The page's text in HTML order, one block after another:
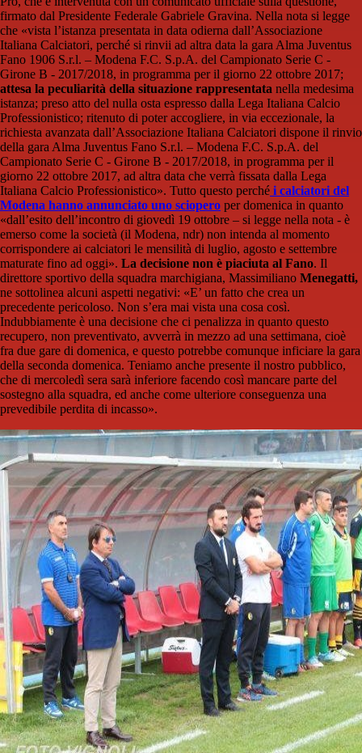
firmato dal Presidente Federale Gabriele Gravina. Nella nota si legge
che «vista l’istanza presentata in data odierna dall’Associazione
Italiana Calciatori, perché si rinvii ad altra data la gara Alma Juventus
Fano 1906 S.r.l. – Modena F.C. S.p.A. del Campionato Serie C -
Girone B - 2017/2018, in programma per il giorno 22 ottobre 2017;
attesa la peculiarità della situazione rappresentata nella medesima
istanza; preso atto del nulla osta espresso dalla Lega Italiana Calcio
Professionistico; ritenuto di poter accogliere, in via eccezionale, la
richiesta avanzata dall’Associazione Italiana Calciatori dispone il rinvio
della gara Alma Juventus Fano S.r.l. – Modena F.C. S.p.A. del
Campionato Serie C - Girone B - 2017/2018, in programma per il
giorno 22 ottobre 2017, ad altra data che verrà fissata dalla Lega
Italiana Calcio Professionistico». Tutto questo perché i calciatori del
Modena hanno annunciato uno sciopero per domenica in quanto
«dall’esito dell’incontro di giovedì 19 ottobre – si legge nella nota - è
emerso come la società (il Modena, ndr) non intenda al momento
corrispondere ai calciatori le mensilità di luglio, agosto e settembre
maturate fino ad oggi». La decisione non è piaciuta al Fano. Il
direttore sportivo della squadra marchigiana, Massimiliano Menegatti,
ne sottolinea alcuni aspetti negativi: «E’ un fatto che crea un
precedente pericoloso. Non s’era mai vista una cosa così.
Indubbiamente è una decisione che ci penalizza in quanto questo
recupero, non preventivato, avverrà in mezzo ad una settimana, cioè
fra due gare di domenica, e questo potrebbe comunque inficiare la gara
della seconda domenica. Teniamo anche presente il nostro pubblico,
che di mercoledì sera sarà inferiore facendo così mancare parte del
sostegno alla squadra, ed anche come ulteriore conseguenza una
prevedibile perdita di incasso».